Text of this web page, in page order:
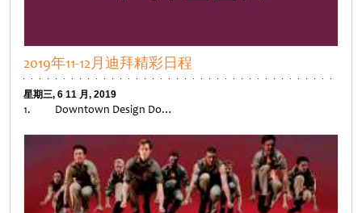
2019年11-12月迪拜精彩日程
星期三, 6 11 月, 2019
1. Downtown Design Do…